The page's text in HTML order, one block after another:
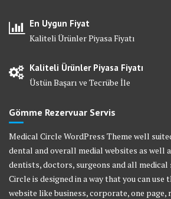
En Uygun Fiyat
Kaliteli Ürünler Piyasa Fiyatı
Kaliteli Ürünler Piyasa Fiyatı
Üstün Başarı ve Tecrübe İle
Gömme Rezervuar Servis
Medical Circle WordPress Theme well
dental and overall medial websites as well
dentists, doctors, surgeons and all
Circle is designed in a way that you can
website like business, corporate, one page,